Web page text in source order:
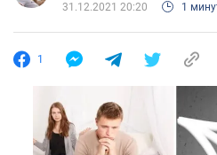
31.12.2021 20:20 1
1